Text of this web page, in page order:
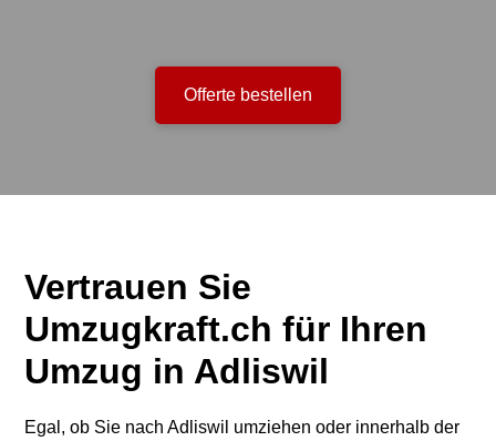
Offerte bestellen
Vertrauen Sie
Umzugkraft.ch für Ihren
Umzug in Adliswil
Egal, ob Sie nach Adliswil umziehen oder innerhalb der